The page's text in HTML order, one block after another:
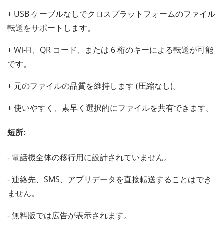
+ USB ケーブルなしでクロスプラットフォームのファイル
転送をサポートします。
+ Wi-Fi、QR コード、または 6 桁のキーによる転送が可能
です。
+ 元のファイルの品質を維持します (圧縮なし)。
+ 使いやすく、素早く選択的にファイルを共有できます。
短所:
- 電話機全体の移行用に設計されていません。
- 連絡先、SMS、アプリデータを直接転送することはでき
ません。
- 無料版では広告が表示されます。